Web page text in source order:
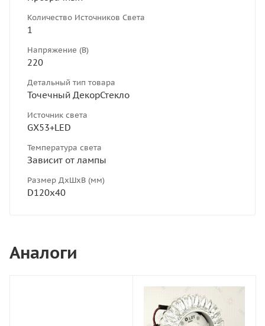
Количество Источников Света
1
Напряжение (В)
220
Детальный тип товара
Точечный ДекорСтекло
Источник света
GX53+LED
Температура света
Зависит от лампы
Размер ДхШхВ (мм)
D120х40
Аналоги